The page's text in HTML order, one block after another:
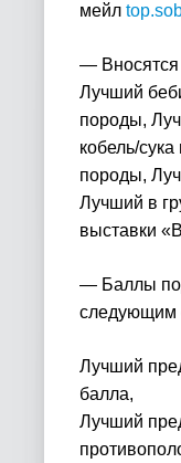
мейл top.
— Вносятся
Лучший
породы,
кобель/
породы,
Лучший в
выставки
— Баллы
следующим
Лучший
балла,
Лучший